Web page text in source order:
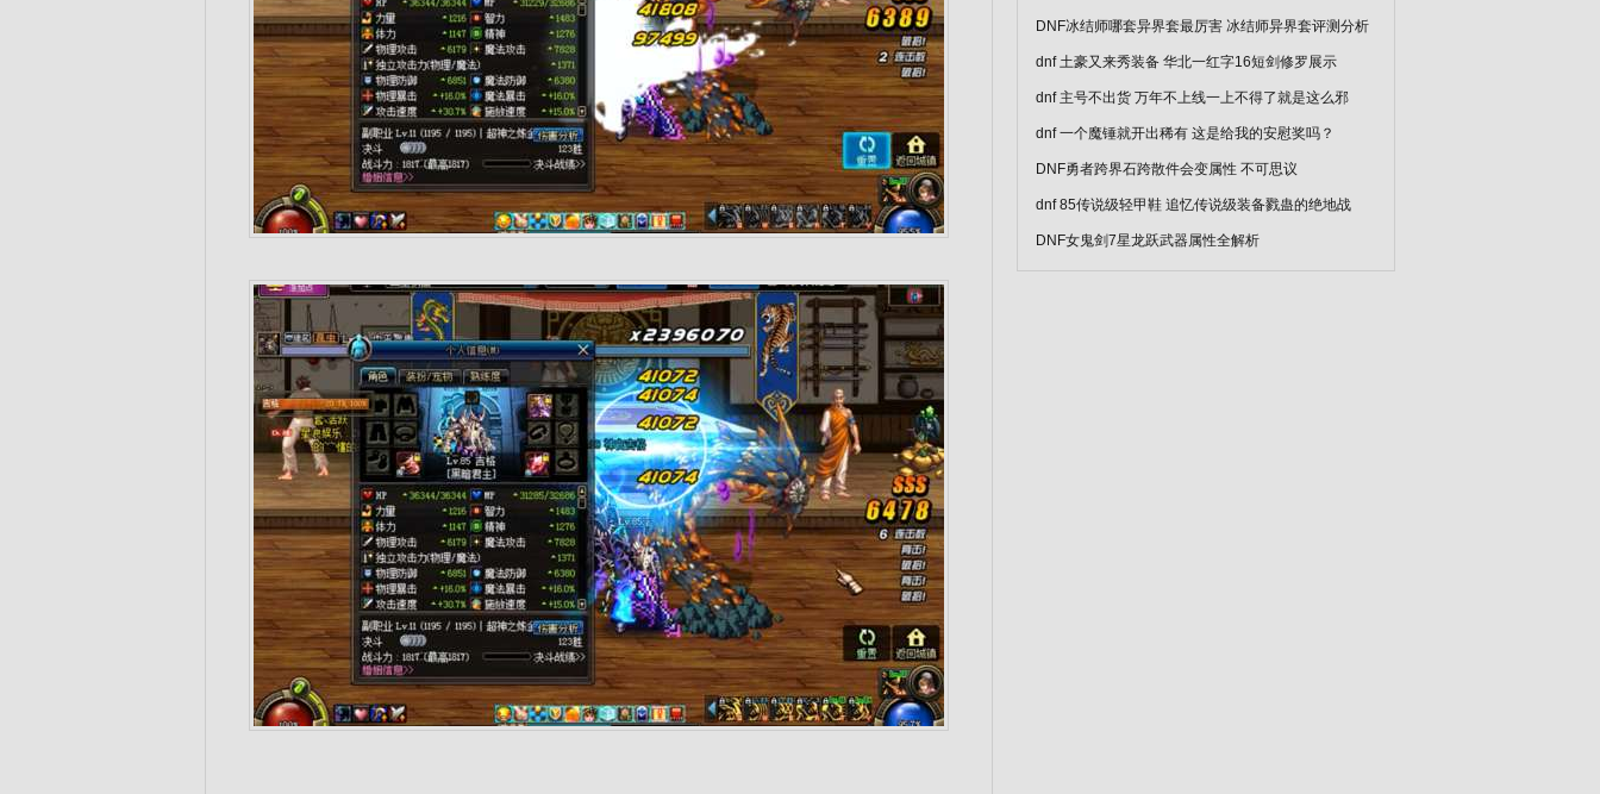
DNF冰结师哪套异界套最厉害 冰结师异界套评测分析
dnf 土豪又来秀装备 华北一红字16短剑修罗展示
dnf 主号不出货 万年不上线一上不得了就是这么邪
dnf 一个魔锤就开出稀有 这是给我的安慰奖吗？
DNF勇者跨界石跨散件会变属性 不可思议
dnf 85传说级轻甲鞋 追忆传说级装备戮蛊的绝地战
DNF女鬼剑7星龙跃武器属性全解析